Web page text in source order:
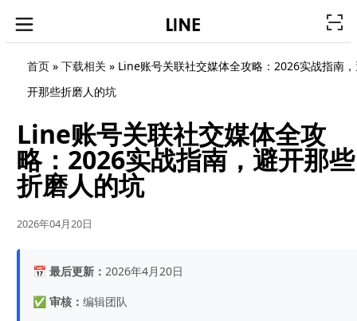
首页» 下载相关» Line账号关联社交媒体全攻略：2026实战指南
开那些折磨人的坑
Line账号关联社交媒体全攻
略：2026实战指南，避开那些
折磨人的坑
2026年04月20日
📅 最后更新： 2026年4月20日
✅ 审核： 编辑团队